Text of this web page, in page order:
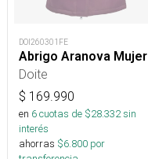
DOI260301FE
Abrigo Aranova Mujer
Doite
$ 169.990
en 6cuotas de $28.332sin
interés
ahorras $6.800 por